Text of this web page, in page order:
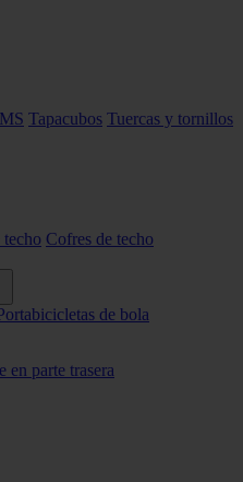
Tapacubos Tuercas y tornillos
techo Cofres de techo
de bola
en parte trasera